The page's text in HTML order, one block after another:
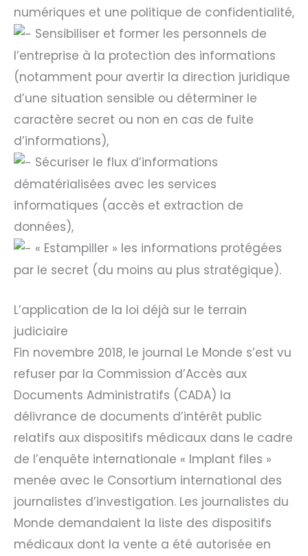
numériques et une politique de confidentialité,
Sensibiliser et former les personnels de
l’entreprise à la protection des informations
(notamment pour avertir la direction juridique
d’une situation sensible ou déterminer le
caractère secret ou non en cas de fuite
d’informations),
Sécuriser le flux d’informations
dématérialisées avec les services
informatiques (accès et extraction de
données),
« Estampiller » les informations protégées
par le secret (du moins au plus stratégique).
L’application de la loi déjà sur le terrain
judiciaire
Fin novembre 2018, le journal Le Monde s’est vu
refuser par la Commission d’Accès aux
Documents Administratifs (CADA) la
délivrance de documents d’intérêt public
relatifs aux dispositifs médicaux dans le cadre
de l’enquête internationale « Implant files »
menée avec le Consortium international des
journalistes d’investigation. Les journalistes du
Monde demandaient la liste des dispositifs
médicaux dont la vente a été autorisée en